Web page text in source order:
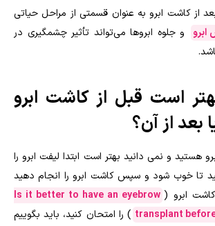
از کاشت ابرو به عنوان قسمتی از مراحل حیاتی
ابرو
و جلوه ابروها می‌تواند تأثیر چشمگیری در
است قبل از کاشت ابرو
بعد از آن؟
هستید و نمی دانید بهتر است ابتدا لیفت ابرو را
تا خوب شود و سپس کاشت ابرو را انجام دهید
ابرو ( Is it better to have an eyebrow
transplant ) را امتحان کنید، باید بگوییم